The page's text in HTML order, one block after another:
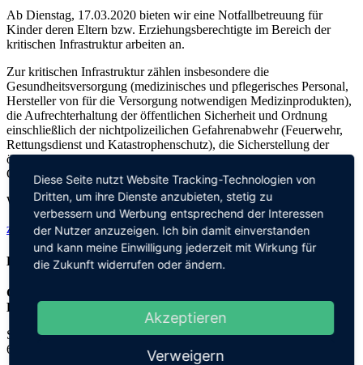
Ab Dienstag, 17.03.2020 bieten wir eine Notfallbetreuung für
Kinder deren Eltern bzw. Erziehungsberechtigte im Bereich der
kritischen Infrastruktur arbeiten an.
Zur kritischen Infrastrukturzählen insbesondere die
Gesundheitsversorgung (medizinisches und pflegerisches Personal,
Hersteller von für die Versorgung notwendigen Medizinprodukten),
die Aufrechterhaltung der öffentlichen Sicherheit und Ordnung
einschließlich der nichtpolizeilichen Gefahrenabwehr(Feuerwehr,
Rettungsdienst und Katastrophenschutz), die Sicherstellung der
öffentlichen Infrastruktur (Telekommunikation, Energie, Wasser,
ÖPNV, Entsorgung)sowie die Lebensmittelbranche.
Weitere Infos hierzu erhalten Sie per E-Mail.
zurück zu allen aktuellen Meldungen
Kontakt
Grundschule an der
Elisabeth-von-Thadden-Schule
Steinhofweg 95
69123 Heidelberg
Diese Seite nutzt Website Tracking-Technologien von
Dritten, um ihre Dienste anzubieten, stetig zu
verbessern und Werbung entsprechend der Interessen
der Nutzer anzuzeigen. Ich bin damit einverstanden
und kann meine Einwilligung jederzeit mit Wirkung für
die Zukunft widerrufen oder ändern.
Akzeptieren
Verweigern